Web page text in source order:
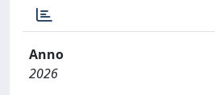
Anno
2026